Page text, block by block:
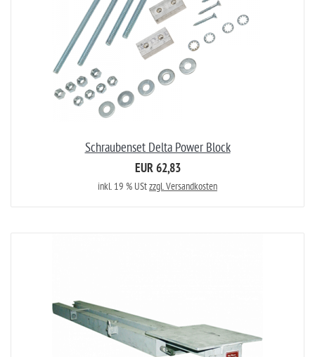
Schraubenset Delta Power Block
EUR 62,83
inkl. 19 % UStzzgl. Versandkosten